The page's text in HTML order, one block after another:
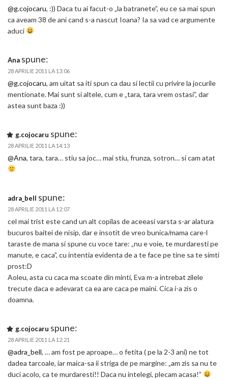
@g.cojocaru, :)) Daca tu ai facut-o „la batranete”, eu ce sa mai spun
ca aveam 38 de ani cand s-a nascut Ioana? Ia sa vad ce argumente
aduci
Ana spune:
28 APRILIE 2011 LA 13:06
@g.cojocaru, am uitat sa iti spun ca dau si lectii cu privire la jocurile
mentionate. Mai sunt si altele, cum e „tara, tara vrem ostasi”, dar
astea sunt baza :))
g.cojocaru spune:
28 APRILIE 2011 LA 14:13
@Ana, tara, tara… stiu sa joc… mai stiu, frunza, sotron… si cam atat
adra_bell spune:
28 APRILIE 2011 LA 12:07
cel mai trist este cand un alt copilas de aceeasi varsta s-ar alatura
bucuros baitei de nisip, dar e insotit de vreo bunica/mama care-l
taraste de mana si spune cu voce tare: „nu e voie, te murdaresti pe
manute, e caca”, cu intentia evidenta de a te face pe tine sa te simti
prost:D
Aoleu, asta cu caca ma scoate din minti, Eva m-a intrebat zilele
trecute daca e adevarat ca ea are caca pe maini. Cica i-a zis o
doamna.
g.cojocaru spune:
28 APRILIE 2011 LA 12:21
@adra_bell, … am fost pe aproape… o fetita ( pe la 2-3 ani) ne tot
dadea tarcoale, iar maica-sa ii striga de pe margine: „am zis sa nu te
duci acolo, ca te murdaresti!! Daca nu intelegi, plecam acasa!”